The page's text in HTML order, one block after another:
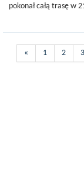
pokonał całą trasę w
« 1 2 3